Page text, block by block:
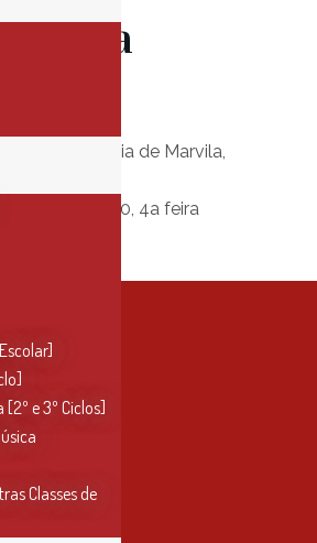
Lídia
de Santa Maria de Marvila,
de 2020, 4a feira
e 3º Ciclos]
Classes de